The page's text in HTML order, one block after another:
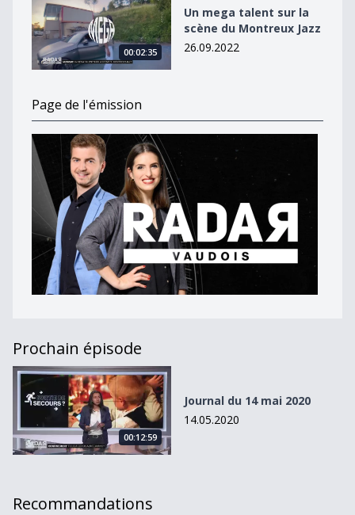
00:02:35
Un mega talent sur la
scène du Montreux Jazz
26.09.2022
Page de l'émission
Prochain épisode
Journal du 14 mai 2020
00:12:59
Journal du 14 mai 2020
14.05.2020
Recommandations